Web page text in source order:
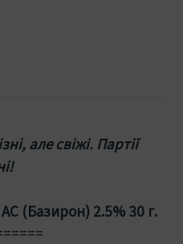
але свіжі. Партії
(Базирон) 2.5% 30 г.